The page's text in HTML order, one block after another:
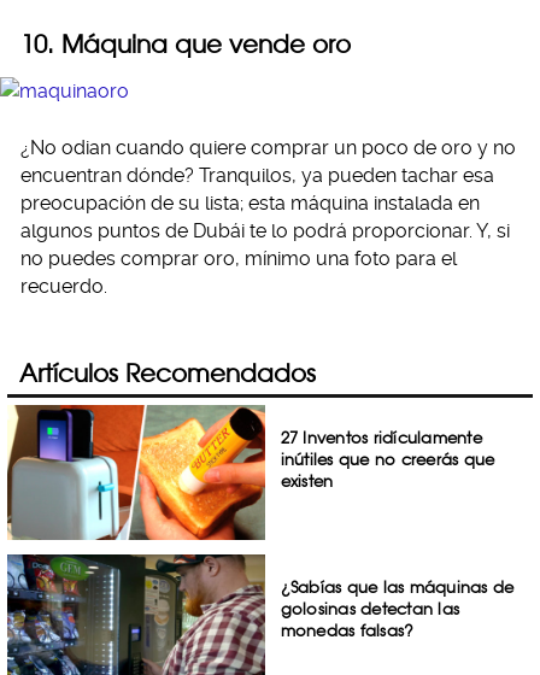
10. Máquina que vende oro
¿No odian cuando quiere comprar un poco de oro y no
encuentran dónde? Tranquilos, ya pueden tachar esa
preocupación de su lista; esta máquina instalada en
algunos puntos de Dubái te lo podrá proporcionar. Y, si
no puedes comprar oro, mínimo una foto para el
recuerdo.
Artículos Recomendados
27 Inventos ridículamente
inútiles que no creerás que
existen
¿Sabías que las máquinas de
golosinas detectan las
monedas falsas?